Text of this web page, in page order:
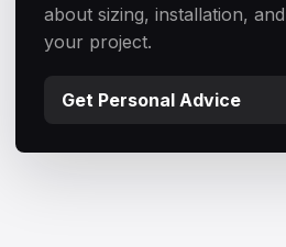
about sizing, installation,
your project.
Get Personal Advice